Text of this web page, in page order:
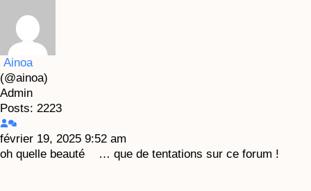
Ainoa
(@ainoa)
Admin
Posts: 2223
février 19, 2025 9:52 am
oh quelle beauté
… que de tentations sur ce forum !